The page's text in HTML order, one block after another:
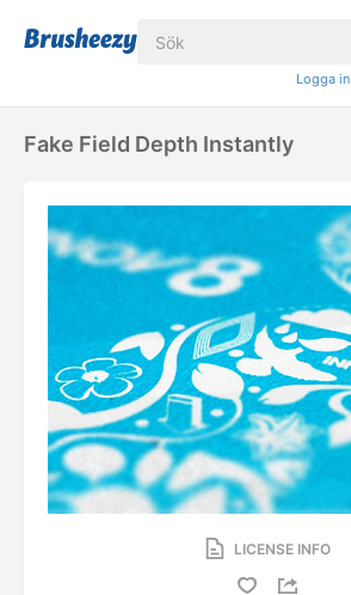
Logga in
Fake Field Depth Instantly
LICENSE INFO